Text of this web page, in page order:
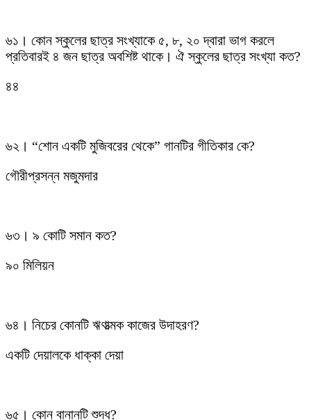
৬১। কোন স্কুলের ছাত্র সংখ্যাকে ৫, ৮, ২০ দ্বারা ভাগ করলে
প্রতিবারই ৪ জন ছাত্র অবশিষ্ট থাকে। ঐ স্কুলের ছাত্র সংখ্যা কত?
৪৪
৬২। “শোন একটি মুজিবরের থেকে” গানটির গীতিকার কে?
গৌরীপ্রসন্ন মজুমদার
৬৩। ৯ কোটি সমান কত?
৯০ মিলিয়ন
৬৪। নিচের কোনটি ঋণাত্মক কাজের উদাহরণ?
একটি দেয়ালকে ধাক্কা দেয়া
৬৫। কোন বানানটি শুদ্ধ?